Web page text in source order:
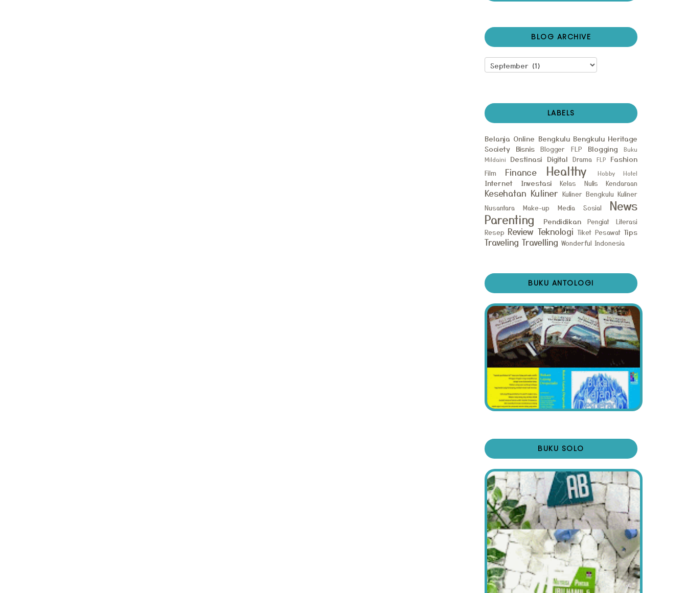
BLOG ARCHIVE
LABELS
Belanja Online Bengkulu Bengkulu Heritage
Society Bisnis Blogger FLP Blogging
Buku
Mildaini
Destinasi Digital Drama FLP Fashion
Film Finance Healthy Hobby Hotel
Internet Investasi Kelas Nulis Kendaraan
Kesehatan Kuliner Kuliner Bengkulu Kuliner
Nusantara
Make-up Media Sosial
News
Parenting
Pendidikan
Pengiat Literasi
Resep Review Teknologi Tiket Pesawat Tips
Traveling Travelling Wonderful Indonesia
BUKU ANTOLOGI
BUKU SOLO